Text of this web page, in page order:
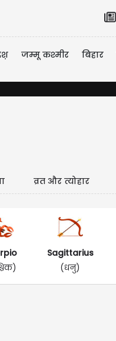
जम्मू कश्मीर बिहार
व्रत और त्योहार
Sagittarius
(धनु)